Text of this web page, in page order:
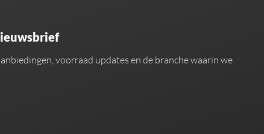
voorraad updates en de branche waarin we